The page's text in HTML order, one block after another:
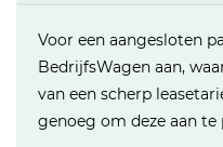
Voor een aangesloten
BedrijfsWagen aan,
van een scherp
genoeg om deze aan te